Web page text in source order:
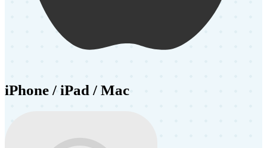
iPhone / iPad / Mac